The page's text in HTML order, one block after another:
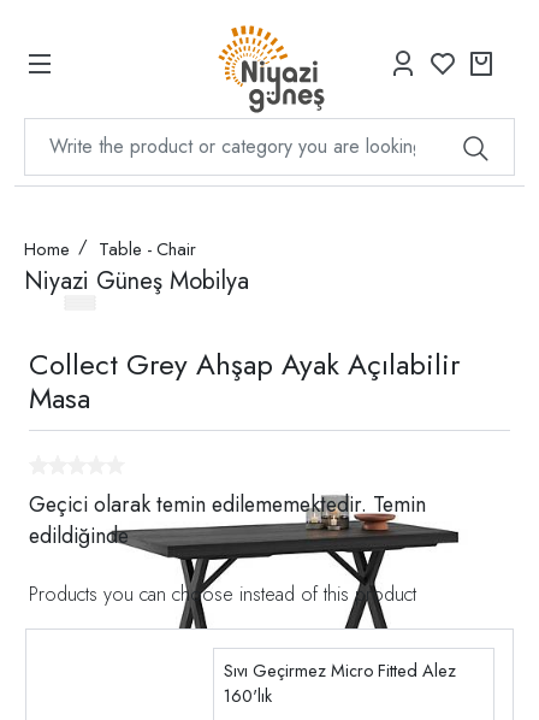
Home Table - Chair
Niyazi Güneş Mobilya
Collect Grey Ahşap Ayak Açılabilir
Masa
Geçici olarak temin edilememektedir. Temin
edildiğinde
Products you can choose instead of this product
Sıvı Geçirmez Micro Fitted Alez
160'lık